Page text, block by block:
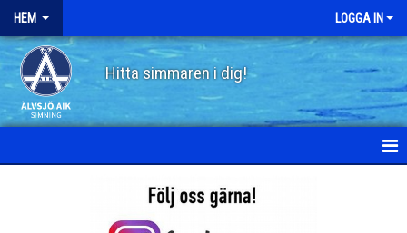
HEM LOGGA IN
Hitta simmaren i dig!
OM ÄLVSJÖ AIK SIMNING